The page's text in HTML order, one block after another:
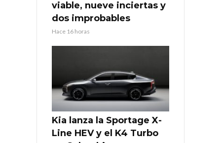
viable, nueve inciertas y
dos improbables
Hace 16 horas
Kia lanza la Sportage X-
Line HEV y el K4 Turbo